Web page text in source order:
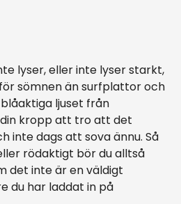
lyser, eller inte lyser starkt,
sömnen än surfplattor och
ljuset från
kropp att tro att det
inte dags att sova ännu. Så
rödaktigt bör du alltså
det inte är en väldigt
du har laddat in på